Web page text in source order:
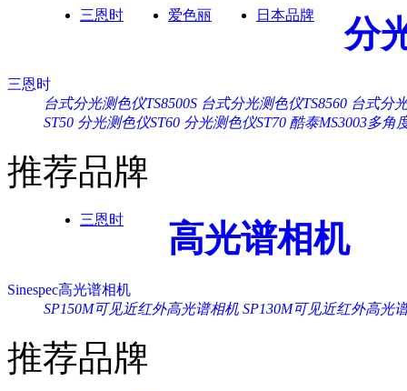
三恩时 爱色丽 日本品牌 分
三恩时
台式分光测色仪TS8500S 台式分光测色仪TS8560 台式分
ST50 分光测色仪ST60 分光测色仪ST70 酷泰MS3003多角
推荐品牌
三恩时 高光谱相机
Sinespec高光谱相机
SP150M可见近红外高光谱相机 SP130M可见近红外高光
推荐品牌